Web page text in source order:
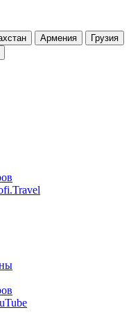
Армения
Грузия